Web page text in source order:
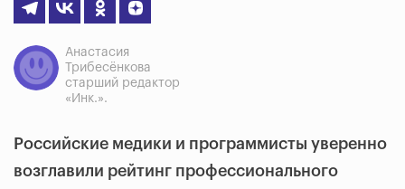
Анастасия
Трибесёнкова
старший редактор
«Инк.».
Российские медики и программисты уверенно
возглавили рейтинг профессионального